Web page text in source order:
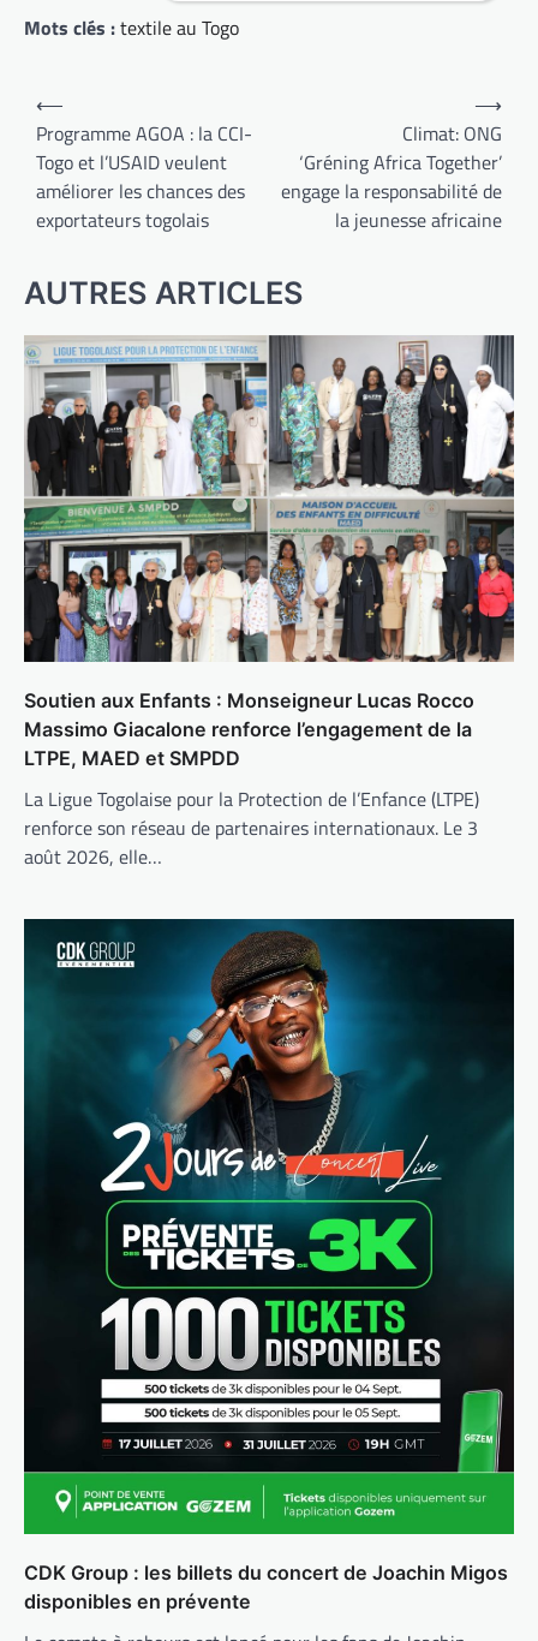
Mots clés :textile au Togo
Navigation
de
l’article
⟵
Programme AGOA : la CCI-
Togo et l’USAID veulent
améliorer les chances des
exportateurs togolais
Climat: ONG
‘Gréning Africa Together’
engage la responsabilité de
la jeunesse africaine
⟶
AUTRES ARTICLES
Soutien aux Enfants : Monseigneur Lucas Rocco
Massimo Giacalone renforce l’engagement de la
LTPE, MAED et SMPDD
La Ligue Togolaise pour la Protection de l’Enfance (LTPE)
renforce son réseau de partenaires internationaux. Le 3
août 2026, elle…
CDK Group : les billets du concert de Joachin Migos
disponibles en prévente